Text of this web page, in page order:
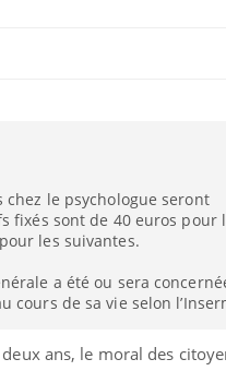
le psychologue seront
fixés sont de 40 euros pour
les suivantes.
a été ou sera
cours de sa vie selon
ans, le moral des